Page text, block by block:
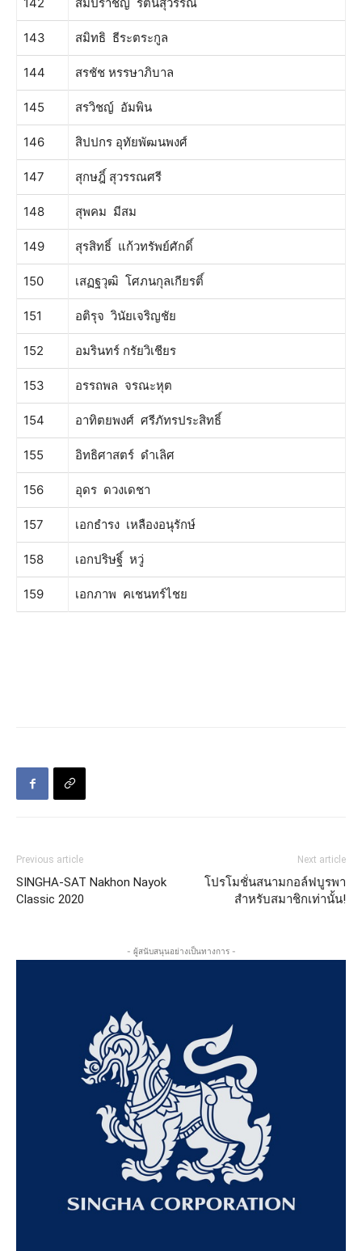
143 สมิทธิ ธีระตระกูล
144 สรชัช หรรษาภิบาล
145 สรวิชญ์ อัมพิน
146 สิปปกร อุทัยพัฒนพงศ์
147 สุกษฎิ์ สุวรรณศรี
148 สุพคม มีสม
149 สุรสิทธิ์ แก้วทรัพย์ศักดิ์
150 เสฏฐวุฒิ โศภนกุลเกียรติ์
151 อติรุจ วินัยเจริญชัย
152 อมรินทร์ กรัยวิเชียร
153 อรรถพล จรณะหุต
154 อาทิตยพงศ์ ศรีภัทรประสิทธิ์
155 อิทธิศาสตร์ ดำเลิศ
156 อุดร ดวงเดชา
157 เอกธำรง เหลืองอนุรักษ์
158 เอกปริษฐิ์ หวู่
159 เอกภาพ คเชนทร์ไชย
Previous article
SINGHA-SAT Nakhon Nayok
Classic 2020
Next article
โปรโมชั่นสนามกอล์ฟบูรพา
สำหรับสมาชิกเท่านั้น!
- ผู้สนับสนุนอย่างเป็นทางการ -